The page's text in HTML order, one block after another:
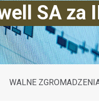
SA za
WALNE